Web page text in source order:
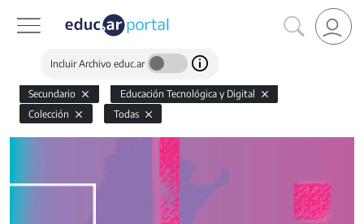
Incluir Archivo educ.ar
Secundario
Educación Tecnológica y Digital
Colección
Todas